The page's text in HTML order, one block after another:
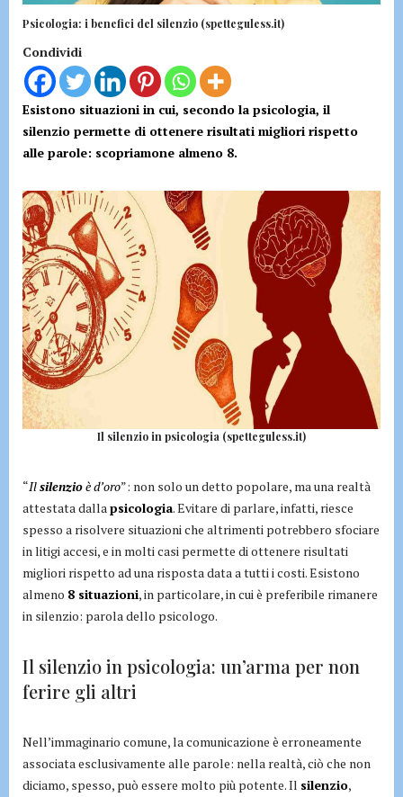
Psicologia: i benefici del silenzio (spetteguless.it)
Condividi
Esistono situazioni in cui, secondo la psicologia, il
silenzio permette di ottenere risultati migliori rispetto
alle parole: scopriamone almeno 8.
Il silenzio in psicologia (spetteguless.it)
“Ilsilenzioè d’oro”: non solo un detto popolare, ma una realtà
attestata dallapsicologia. Evitare di parlare, infatti, riesce
spesso a risolvere situazioni che altrimenti potrebbero sfociare
in litigi accesi, e in molti casi permette di ottenere risultati
migliori rispetto ad una risposta data a tutti i costi. Esistono
almeno 8 situazioni, in particolare, in cui è preferibile rimanere
in silenzio: parola dello psicologo.
Il silenzio in psicologia: un’arma per non
ferire gli altri
Nell’immaginario comune, la comunicazione è erroneamente
associata esclusivamente alle parole: nella realtà, ciò che non
diciamo, spesso, può essere molto più potente. Il silenzio,